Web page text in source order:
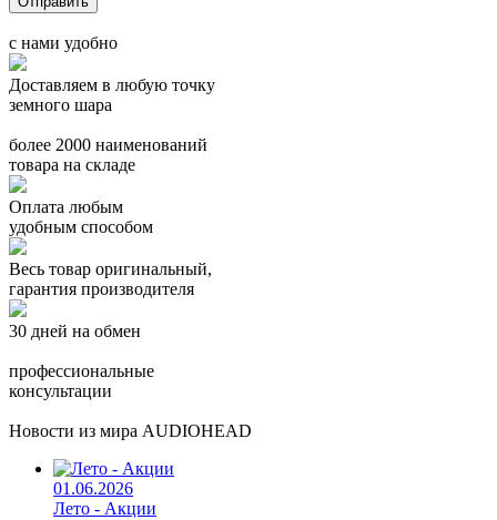
с нами удобно
Доставляем в любую точку
земного шара
более 2000 наименований
товара на складе
Оплата любым
удобным способом
Весь товар оригинальный,
гарантия производителя
30 дней на обмен
профессиональные
консультации
Новости из мира AUDIOHEAD
01.06.2026
Лето - Акции